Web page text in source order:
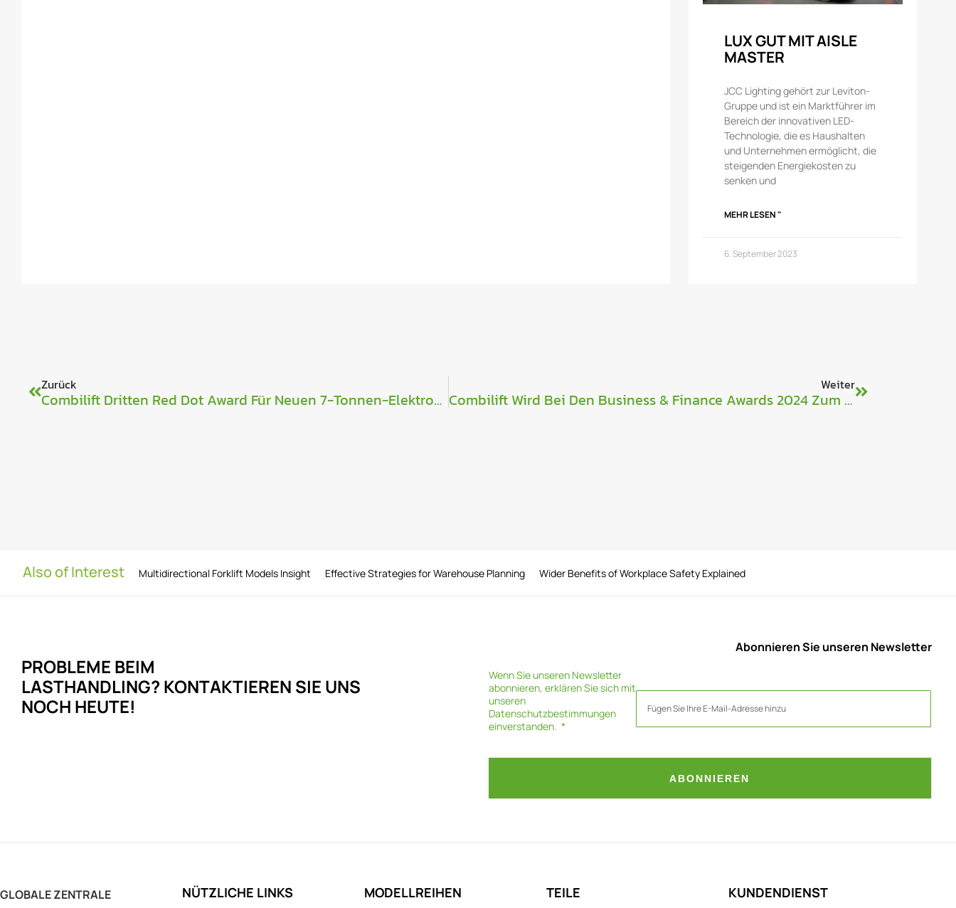
LUX GUT MIT AISLE
MASTER
JCC Lighting gehört zur Leviton-
Gruppe und ist ein Marktführer im
Bereich der innovativen LED-
Technologie, die es Haushalten
und Unternehmen ermöglicht, die
steigenden Energiekosten zu
senken und
MEHR LESEN "
6. September 2023
Zurück
Combilift Dritten Red Dot Award Für Neuen 7-Tonnen-Elektrostapler Combi-CB70E
Weiter
Combilift Wird Bei Den Business & Finance Awards 2024 Zum Unternehmen Des Jahres Gekürt
Also of Interest Multidirectional Forklift Models Insight Effective Strategies for Warehouse Planning Wider Benefits of Workplace Safety Explained
PROBLEME BEIM
LASTHANDLING? KONTAKTIEREN SIE UNS
NOCH HEUTE!
Abonnieren Sie unseren Newsletter
Wenn Sie unseren Newsletter
abonnieren, erklären Sie sich mit
unseren
Datenschutzbestimmungen
einverstanden.
ABONNIEREN
GLOBALE ZENTRALE
NÜTZLICHE LINKS MODELLREIHEN TEILE KUNDENDIENST